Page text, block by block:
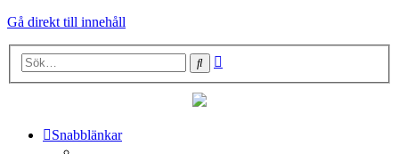
Gå direkt till innehåll
Sök
Snabblänkar